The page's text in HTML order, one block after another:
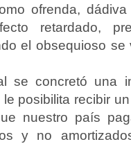
ofrenda,
retardado,
el obsequioso
se concretó una
posibilita recibir
nuestro país
y no